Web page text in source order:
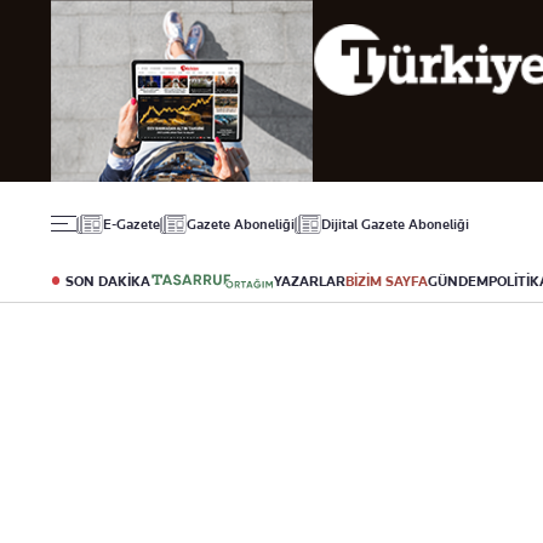
E-Gazete Gazete Aboneliği Dijital Gazete Aboneliği
SON DAKİKA YAZARLARBİZİM SAYFAGÜNDEM
Politika
Ekonomi
Borsa
Altın
Döviz
Hisse Senedi
Kripto Para
T-Otomobil
Futbol
Puan Durumu